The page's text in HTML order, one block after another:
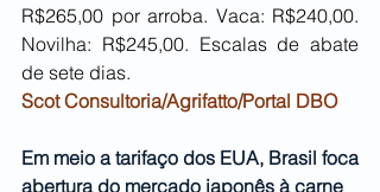
R$265,00 por arroba. Vaca: R$240,00.
Novilha: R$245,00. Escalas de abate
de sete dias.
Scot Consultoria/Agrifatto/Portal DBO
Em meio a tarifaço dos EUA, Brasil foca
abertura do mercado japonês à carne